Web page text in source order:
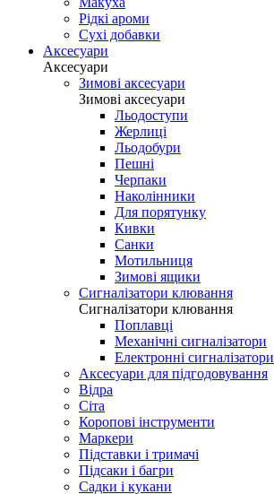
Рідкі ароми
Сухі добавки
Аксесуари
Аксесуари
Зимові аксесуари
Зимові аксесуари
Льодоступи
Жерлиці
Льодобури
Пешні
Черпаки
Наколінники
Для порятунку
Кивки
Санки
Мотильниця
Зимові ящики
Сигналізатори клювання
Сигналізатори клювання
Поплавці
Механічні сигналізатори
Електронні сигналізатори
Аксесуари для підгодовування
Відра
Сіта
Коропові інструменти
Маркери
Підставки і тримачі
Підсаки і багри
Садки і кукани